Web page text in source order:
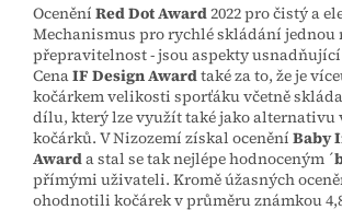
Ocenění Red Dot Award2022 pro čistý a
Mechanismus pro rychlé skládání jednou
přepravitelnost - jsou aspekty
CenaIF Design Awardtaké za to, že je
kočárkem velikosti sporťáku včetně
dílu, který lze využít také jako alternativu
kočárků. V Nizozemí získal ocenění Baby
Awarda stal se tak nejlépe hodnoceným ´
přímými uživateli. Kromě úžasných
ohodnotili kočárek v průměru známkou